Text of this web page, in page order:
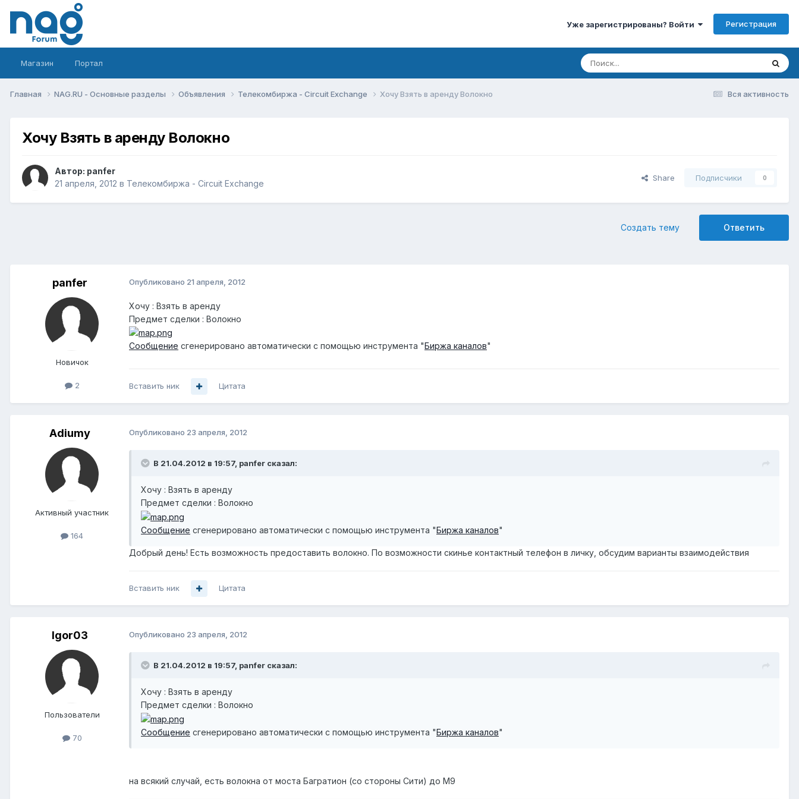
Уже зарегистрированы? Войти Регистрация
Магазин Портал
Вся активность
Главная NAG.RU - Основные разделы Объявления Телекомбиржа - Circuit Exchange Хочу Взять в аренду Волокно
Хочу Взять в аренду Волокно
Автор: panfer
21 апреля, 2012 в Телекомбиржа - Circuit Exchange
Share Подписчики 0
Ответить
Создать тему
panfer
Новичок
2
Опубликовано 21 апреля, 2012
Хочу : Взять в аренду
Предмет сделки : Волокно
Сообщение сгенерировано автоматически с помощью инструмента "Биржа каналов"
Вставить ник Цитата
Adiumy
Активный участник
164
Опубликовано 23 апреля, 2012
В 21.04.2012 в 19:57, panfer сказал:
Хочу : Взять в аренду
Предмет сделки : Волокно
Сообщение сгенерировано автоматически с помощью инструмента "Биржа каналов"
Добрый день! Есть возможность предоставить волокно. По возможности скинье контактный телефон в личку, обсудим варианты взаимодействия
Вставить ник Цитата
Igor03
Пользователи
70
Опубликовано 23 апреля, 2012
В 21.04.2012 в 19:57, panfer сказал:
Хочу : Взять в аренду
Предмет сделки : Волокно
Сообщение сгенерировано автоматически с помощью инструмента "Биржа каналов"
на всякий случай, есть волокна от моста Багратион (со стороны Сити) до М9